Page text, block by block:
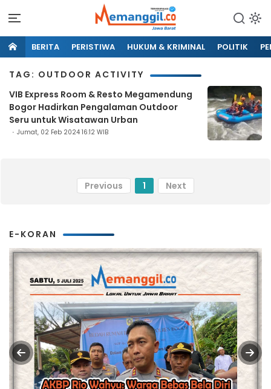
BERITA PERISTIWA HUKUM & KRIMINAL POLITIK
TAG: OUTDOOR ACTIVITY
VIB Express Room & Resto Megamendung
Bogor Hadirkan Pengalaman Outdoor
Seru untuk Wisatawan Urban
Jumat, 02 Feb 2024 16:12 WIB
Previous 1 Next
E-KORAN